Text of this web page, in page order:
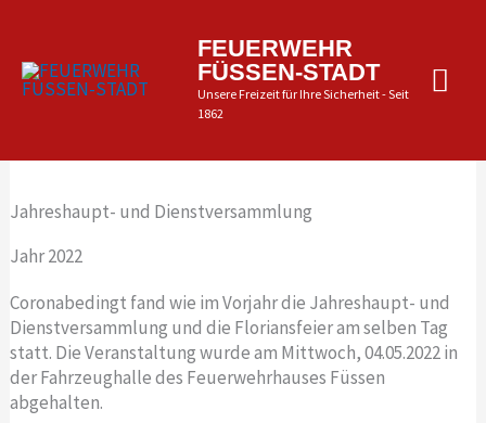
springen
FEUERWEHR
FÜSSEN-STADT
Unsere Freizeit für Ihre Sicherheit - Seit
1862
Jahreshaupt- und Dienstversammlung
Jahr 2022
Coronabedingt fand wie im Vorjahr die Jahreshaupt- und
Dienstversammlung und die Floriansfeier am selben Tag
statt. Die Veranstaltung wurde am Mittwoch, 04.05.2022 in
der Fahrzeughalle des Feuerwehrhauses Füssen
abgehalten.